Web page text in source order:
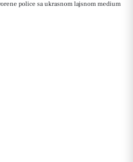
police sa ukrasnom lajsnom medium